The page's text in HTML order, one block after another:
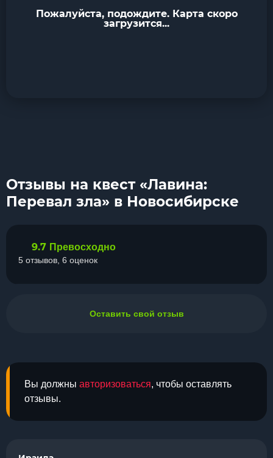
Пожалуйста, подождите. Карта скоро
загрузится...
Отзывы на квест «Лавина:
Перевал зла» в Новосибирске
Вы должны авторизоваться, чтобы оставлять
отзывы.
9.7 Превосходно
5 отзывов, 6 оценок
Оставить свой отзыв